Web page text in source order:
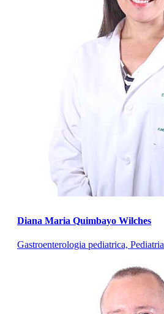
Diana Maria Quimbayo Wilches
Gastroenterologia pediatrica, Pediatria